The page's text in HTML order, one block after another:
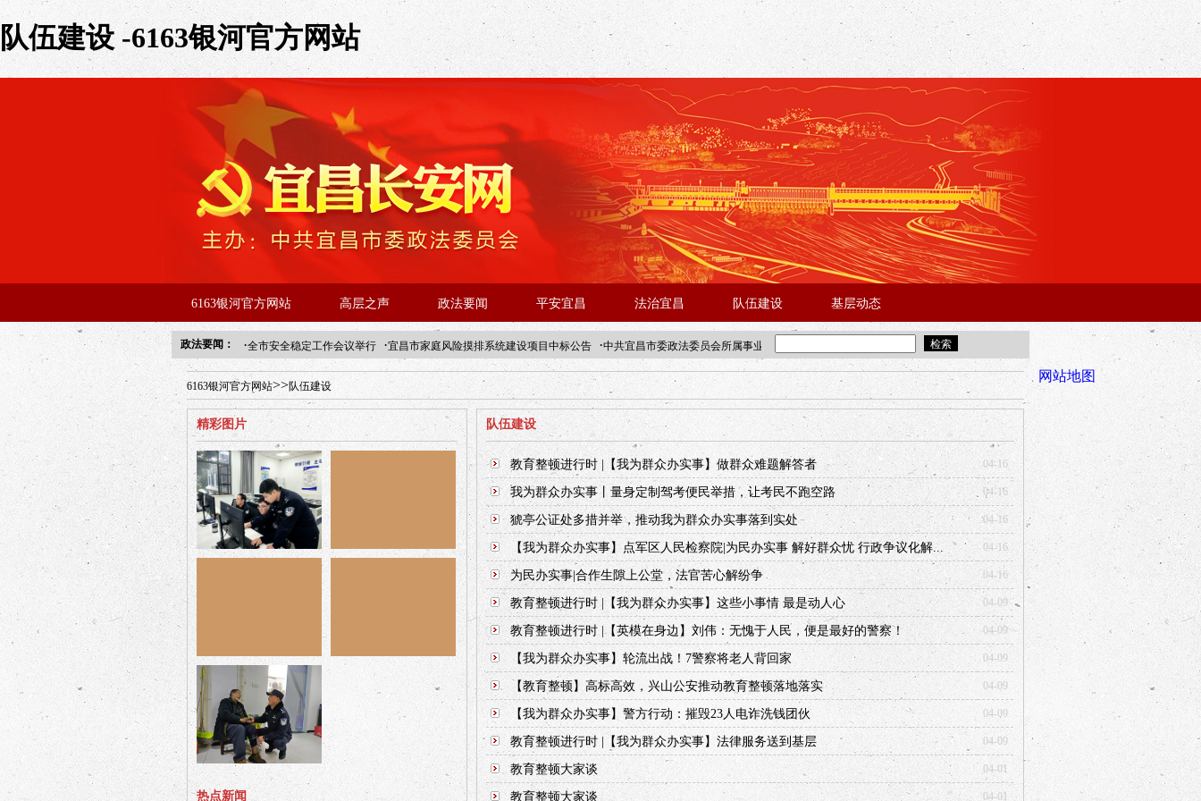
队伍建设 -6163银河官方网站
6163银河官方网站 高层之声 政法要闻 平安宜昌 法治宜昌 队伍建设 基层动态
政法要闻： ·全市安全稳定工作会议举行 ·宜昌市家庭风险摸排系统建设项目中标公告 ·中共宜昌市委政法委员会所属事业单位2025年“招才兴业”事业单位人才引进·北京站面试成绩公告
年“招才兴业”事业单位人才引进·北京站人民大学入校工作提醒
全市安全
6163银河官方网站>>队伍建设
精彩图片
热点新闻
队伍建设
教育整顿进行时 |【我为群众办实事】做群众难题解答者 04-16
我为群众办实事丨量身定制驾考便民举措，让考民不跑空路 04-16
猇亭公证处多措并举，推动我为群众办实事落到实处 04-16
【我为群众办实事】点军区人民检察院|为民办实事 解好群众忧 行政争议化解... 04-16
为民办实事|合作生隙上公堂，法官苦心解纷争 04-16
教育整顿进行时 |【我为群众办实事】这些小事情 最是动人心 04-09
教育整顿进行时 |【英模在身边】刘伟：无愧于人民，便是最好的警察！ 04-09
【我为群众办实事】轮流出战！7警察将老人背回家 04-09
【教育整顿】高标高效，兴山公安推动教育整顿落地落实 04-09
【我为群众办实事】警方行动：摧毁23人电诈洗钱团伙 04-09
教育整顿进行时 |【我为群众办实事】法律服务送到基层 04-09
教育整顿大家谈 04-01
教育整顿大家谈 04-01
网站地图